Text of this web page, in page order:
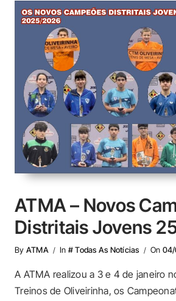
ATMA – Novos
Distritais Jovens
By ATMA In # Todas As Notícias On 04/
A ATMA realizou a 3 e 4 de janeiro
Treinos de Oliveirinha, os